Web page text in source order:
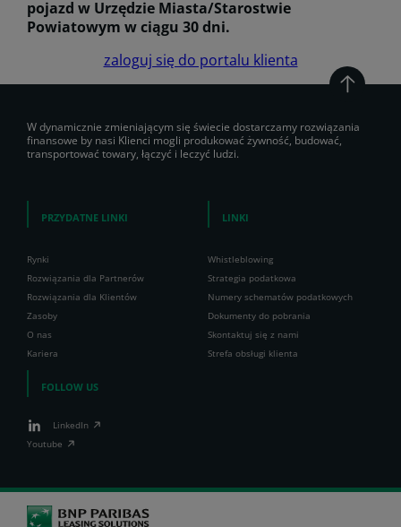
pojazd w Urzędzie Miasta/Starostwie
Powiatowym w ciągu 30 dni.
zaloguj się do portalu klienta
W dynamicznie zmieniającym się świecie dostarczamy rozwiązania
finansowe by nasi Klienci mogli produkować żywność, budować,
transportować towary, łączyć i leczyć ludzi.
PRZYDATNE LINKI
Rynki
Rozwiązania dla Partnerów
Rozwiązania dla Klientów
Zasoby
O nas
Kariera
LINKI
Whistleblowing
Strategia podatkowa
Numery schematów podatkowych
Dokumenty do pobrania
Skontaktuj się z nami
Strefa obsługi klienta
FOLLOW US
LinkedIn
Youtube